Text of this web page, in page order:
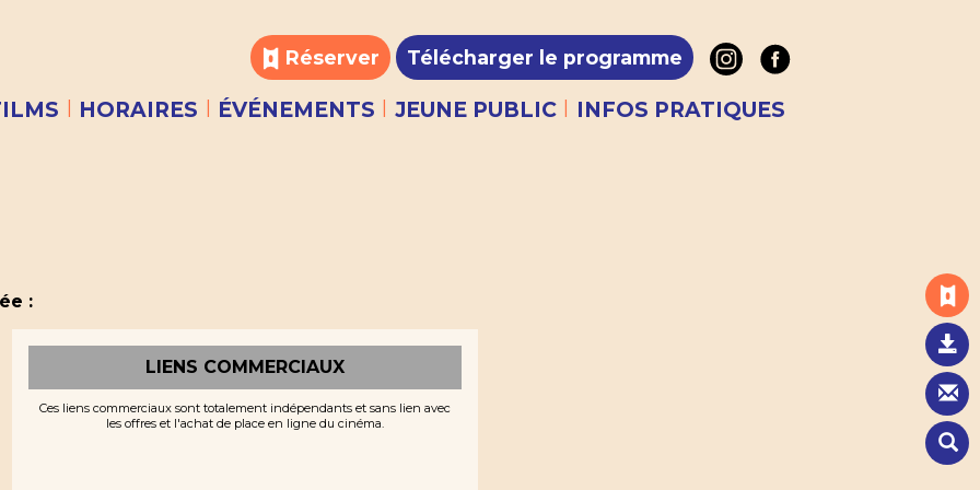
Réserver Télécharger le programme
| HORAIRES | ÉVÉNEMENTS | JEUNE PUBLIC | INFOS PRATIQUES
:
LIENS COMMERCIAUX
Ces liens commerciaux sont totalement indépendants et sans lien avec
les offres et l'achat de place en ligne du cinéma.